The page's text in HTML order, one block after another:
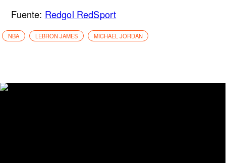
Fuente: Redgol RedSport
NBA LEBRON JAMES MICHAEL JORDAN